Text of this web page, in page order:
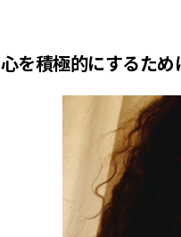
心を積極的にするため